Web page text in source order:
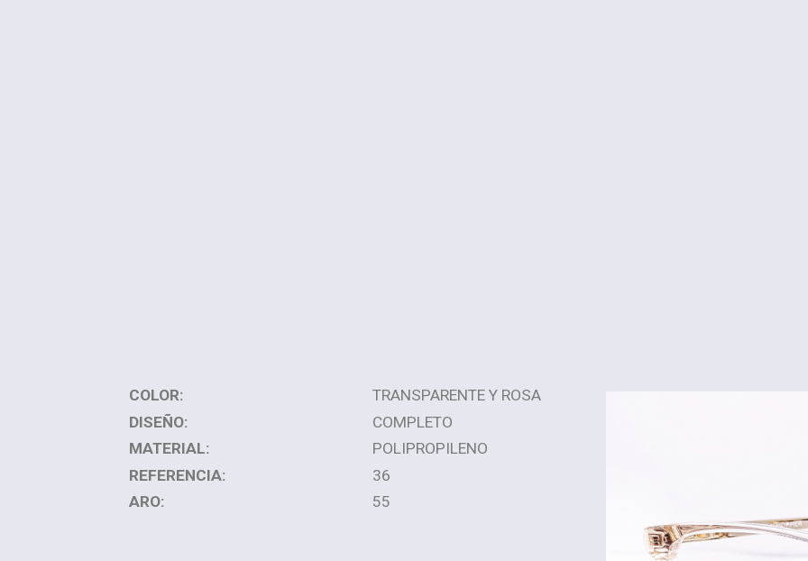
COLOR:
DISEÑO:
MATERIAL:
REFERENCIA:
ARO:
TRANSPARENTE Y ROSA
COMPLETO
POLIPROPILENO
36
55